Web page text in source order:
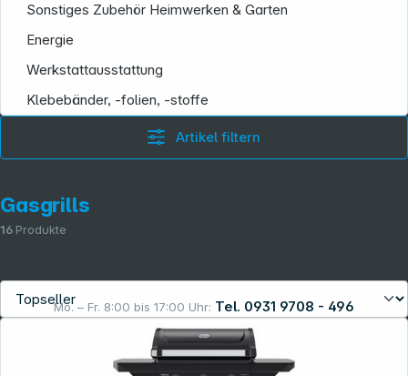
Mo. – Fr. 8:00 bis 17:00 Uhr: Tel. 0931 9708 - 496
Sonstiges Zubehör Heimwerken & Garten
Energie
Werkstattausstattung
Klebebänder, -folien, -stoffe
Artikel filtern
Gasgrills
16 Produkte